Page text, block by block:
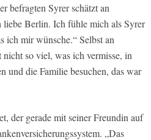
befragten Syrer schätzt an
liebe Berlin. Ich fühle mich als Syrer
ich mir wünsche.“ Selbst an
so viel, was ich vermisse, in
und die Familie besuchen, das war
der gerade mit seiner Freundin auf
„Das